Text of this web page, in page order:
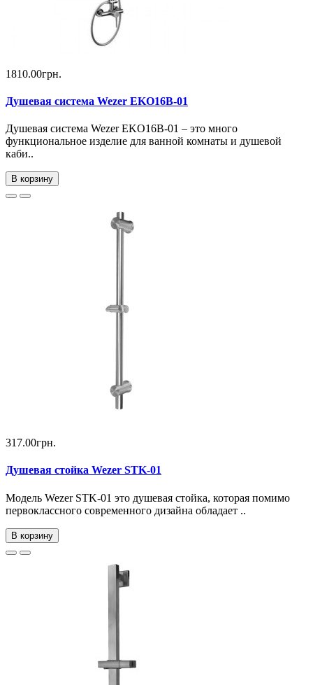
1810.00грн.
Душевая система Wezer EKO16B-01
Душевая система Wezer EKO16B-01 – это много
функциональное изделие для ванной комнаты и душевой
каби..
В корзину
317.00грн.
Душевая стойка Wezer STK-01
Модель Wezer STK-01 это душевая стойка, которая помимо
первоклассного современного дизайна обладает ..
В корзину